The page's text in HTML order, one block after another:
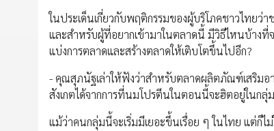
ในประเด็นเกี่ยวกับพฤติกรรมของผู้บริโภคชาวไทยว่
และสำหรับผู้ที่อยากเข้ามาในตลาดนี้ มีวิธีไหนบ้างที่
แบ่งการตลาดและสร้างตลาดให้เติบโตขึ้นไปอีก?
- คุณสุภนัฐเล่าให้ฟังว่าสำหรับตลาดผลิตภัณฑ์เสริมอ
สังเกตได้จากการที่นมโปรตีนในตอนนี้จะฮิตอยู่ในก
แม้ว่าคนกลุ่มนี้จะเริ่มมีเยอะขึ้นเรื่อย ๆ ในไทย แต่ก็